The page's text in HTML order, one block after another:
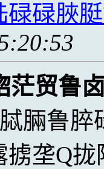
碌碌脥
茫贸鲁
脼鲁
掳垄Q